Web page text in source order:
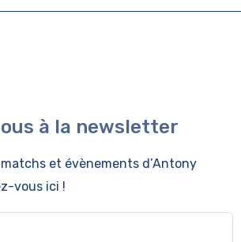
à la newsletter
et évènements d’Antony
vous ici !